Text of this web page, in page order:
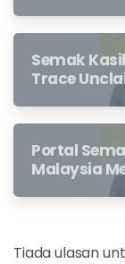
Semak
Trace
Insurance
Portal
Malaysia
Dan
Tiada ulasan